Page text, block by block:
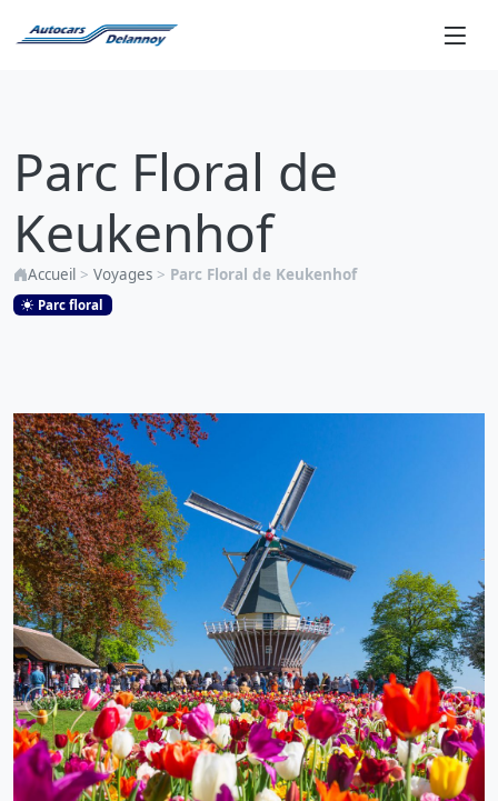
de
Keukenhof
Parc Floral de
Keukenhof
Accueil > Voyages > Parc Floral de Keukenhof
Parc floral